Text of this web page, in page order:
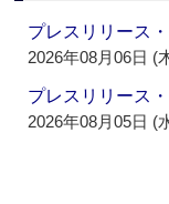
プレスリリース
2026年08月06日 (
プレスリリース
2026年08月05日 (